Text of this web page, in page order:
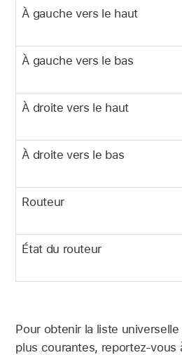
À gauche vers le haut
À gauche vers le bas
À droite vers le haut
À droite vers le bas
Routeur
État du routeur
Pour obtenir la liste
plus courantes, reportez-vous